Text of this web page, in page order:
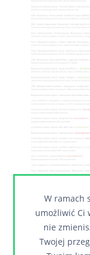
W ramach
umożliwić Ci
nie
Twojej